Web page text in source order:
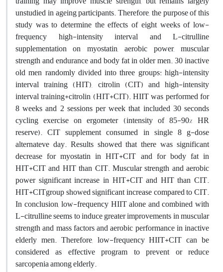
unstudied in ageing participants. Therefore, the purpose of this
study was to determine the effects of eight weeks of low-
frequency high-intensity interval and L-citrulline
supplementation on myostatin, aerobic power, muscular
strength and endurance and body fat in older men. 30 inactive
old men randomly divided into three groups: high-intensity
interval training (HIT), citrolin (CIT) and high-intensity
interval training+citrolin (HIT+CIT). HIIT was performed for
8 weeks and 2 sessions per week that included 30 seconds
cycling exercise on ergometer (intensity of 85-90% HR
reserve). CIT supplement consumed in single 8 g-dose
alternateve day. Results showed that there was significant
decrease for myostatin in HIT+CIT and for body fat in
HIT+CIT and HIT than CIT. Muscular strength and aerobic
power significant increase in HIT+CIT and HIT than CIT.
HIT+CITgroup showed significant increase compared to CIT.
In conclusion, low-frequency HIIT alone and combined with
L-citrulline seems to induce greater improvements in muscular
strength and mass factors and aerobic performance in inactive
elderly men. Therefore, low-frequency HIIT+CIT can be
considered as effective program to prevent or reduce
sarcopenia among elderly.